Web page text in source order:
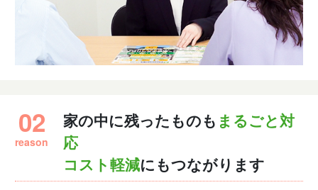
02
reason
家の中に残ったものも まるごと対
応
コスト軽減にもつながります